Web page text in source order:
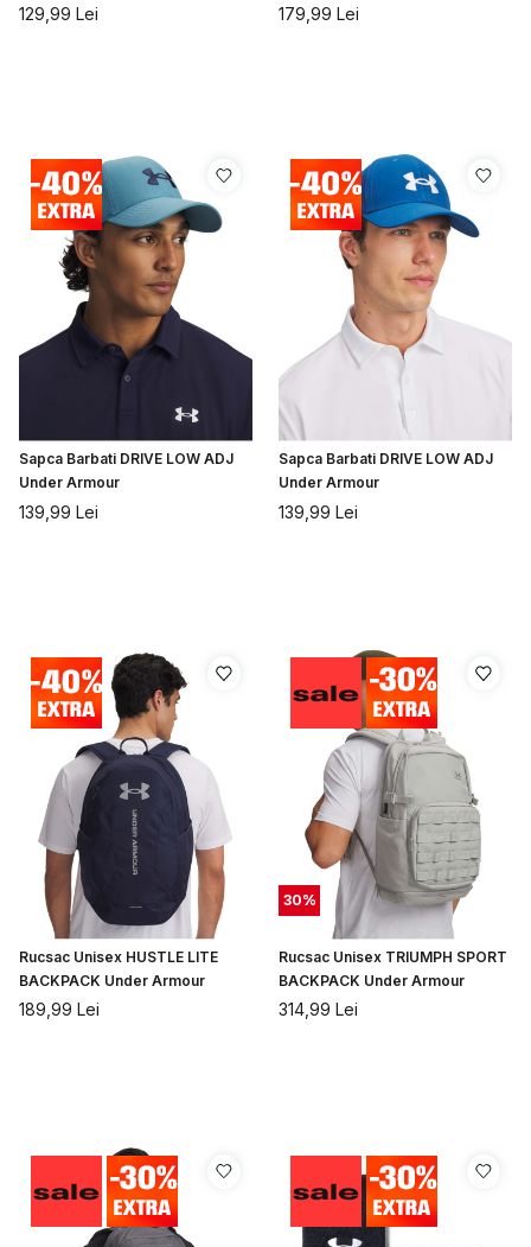
129,99 Lei 179,99 Lei
Sapca Barbati DRIVE LOW ADJ
Under Armour
139,99 Lei
Sapca Barbati DRIVE LOW ADJ
Under Armour
139,99 Lei
Rucsac Unisex HUSTLE LITE
BACKPACK Under Armour
189,99 Lei
30%
Rucsac Unisex TRIUMPH SPORT
BACKPACK Under Armour
314,99 Lei